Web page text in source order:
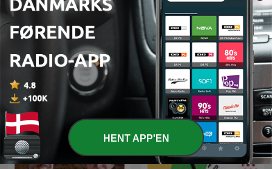
Vores Liga
Stammplatz – Fußball
News täglich
HENT APP'EN